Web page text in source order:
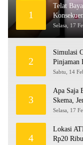
1
Telat
Selasa, 17
2
Simulasi
Pinjaman
Sabtu, 14
3
Apa Saja
Skema,
Selasa, 17
4
Lokasi
Rp20